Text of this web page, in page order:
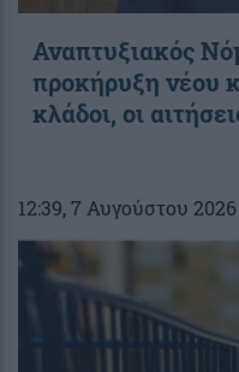
Αναπτυξιακός
προκήρυξη νέου
κλάδοι, οι
12:39, 7 Αυγούστου 2026